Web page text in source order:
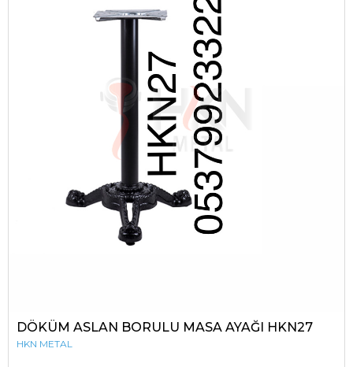
DÖKÜM ASLAN BORULU MASA AYAĞI HKN27
HKN METAL